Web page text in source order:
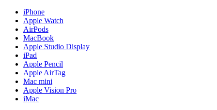
iPhone
Apple Watch
AirPods
MacBook
Apple Studio Display
iPad
Apple Pencil
Apple AirTag
Mac mini
Apple Vision Pro
iMac